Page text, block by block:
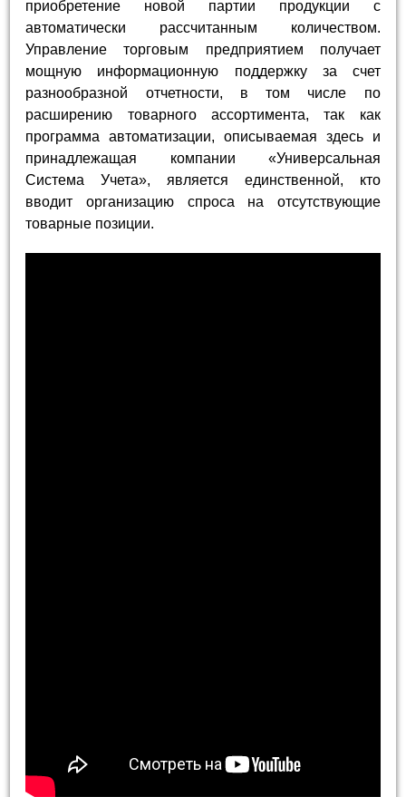
приобретение новой партии продукции с
автоматически рассчитанным количеством.
Управление торговым предприятием получает
мощную информационную поддержку за счет
разнообразной отчетности, в том числе по
расширению товарного ассортимента, так как
программа автоматизации, описываемая здесь и
принадлежащая компании «Универсальная
Система Учета», является единственной, кто
вводит организацию спроса на отсутствующие
товарные позиции.